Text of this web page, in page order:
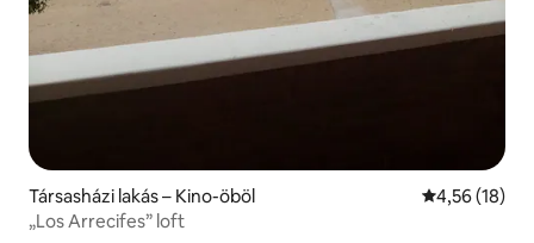
Társasházi lakás – Kino-öböl Átlagos
4,56 (18)
„Los Arrecifes” loft